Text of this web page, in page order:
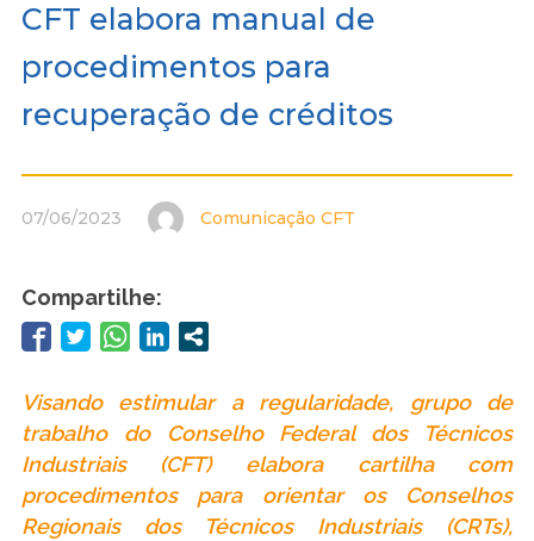
CFT elabora manual de
procedimentos para
recuperação de créditos
07/06/2023 Comunicação CFT
Compartilhe:
Visando estimular a regularidade, grupo de
trabalho do Conselho Federal dos Técnicos
Industriais (CFT) elabora cartilha com
procedimentos para orientar os Conselhos
Regionais dos Técnicos Industriais (CRTs),